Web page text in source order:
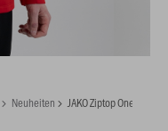
Neuheiten JAKO Ziptop One